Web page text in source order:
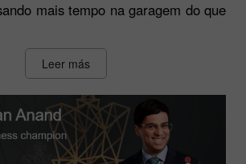
mais tempo na garagem do que
Leer más